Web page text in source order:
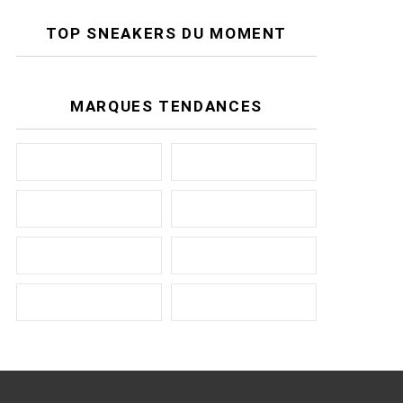
TOP SNEAKERS DU MOMENT
MARQUES TENDANCES